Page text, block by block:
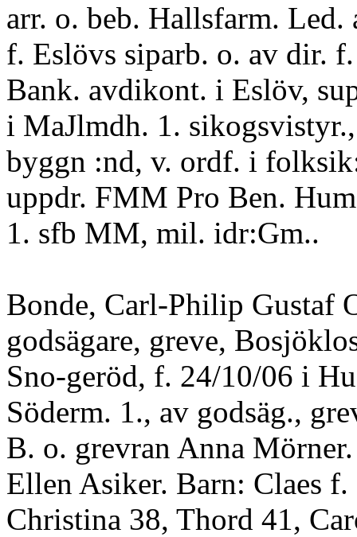
arr. o. beb. Hallsfarm. Led.
f. Eslövs siparb. o. av dir.
Bank. avdikont. i Eslöv,
i MaJlmdh. 1.
byggn :nd, v. ordf. i
uppdr. FMM Pro Ben.
1. sfb MM, mil. idr:Gm..
Bonde, Carl-Philip Gustaf
godsägare, greve,
Sno-geröd, f. 24/10/06 i
Söderm. 1., av godsäg.,
B. o. grevran Anna
Ellen Asiker. Barn: Claes f.
Christina 38, Thord 41,